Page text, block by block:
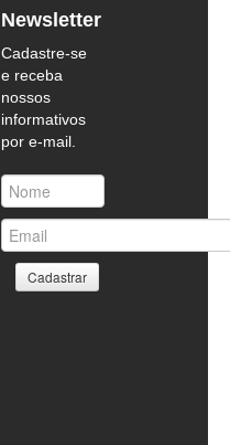
Newsletter
Cadastre-se
e receba
nossos
informativos
por e-mail.